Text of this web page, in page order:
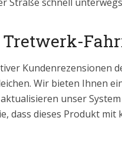
Tretwerk-
Kundenrezensionen
Wir bieten Ihnen
unser
dass dieses Produkt